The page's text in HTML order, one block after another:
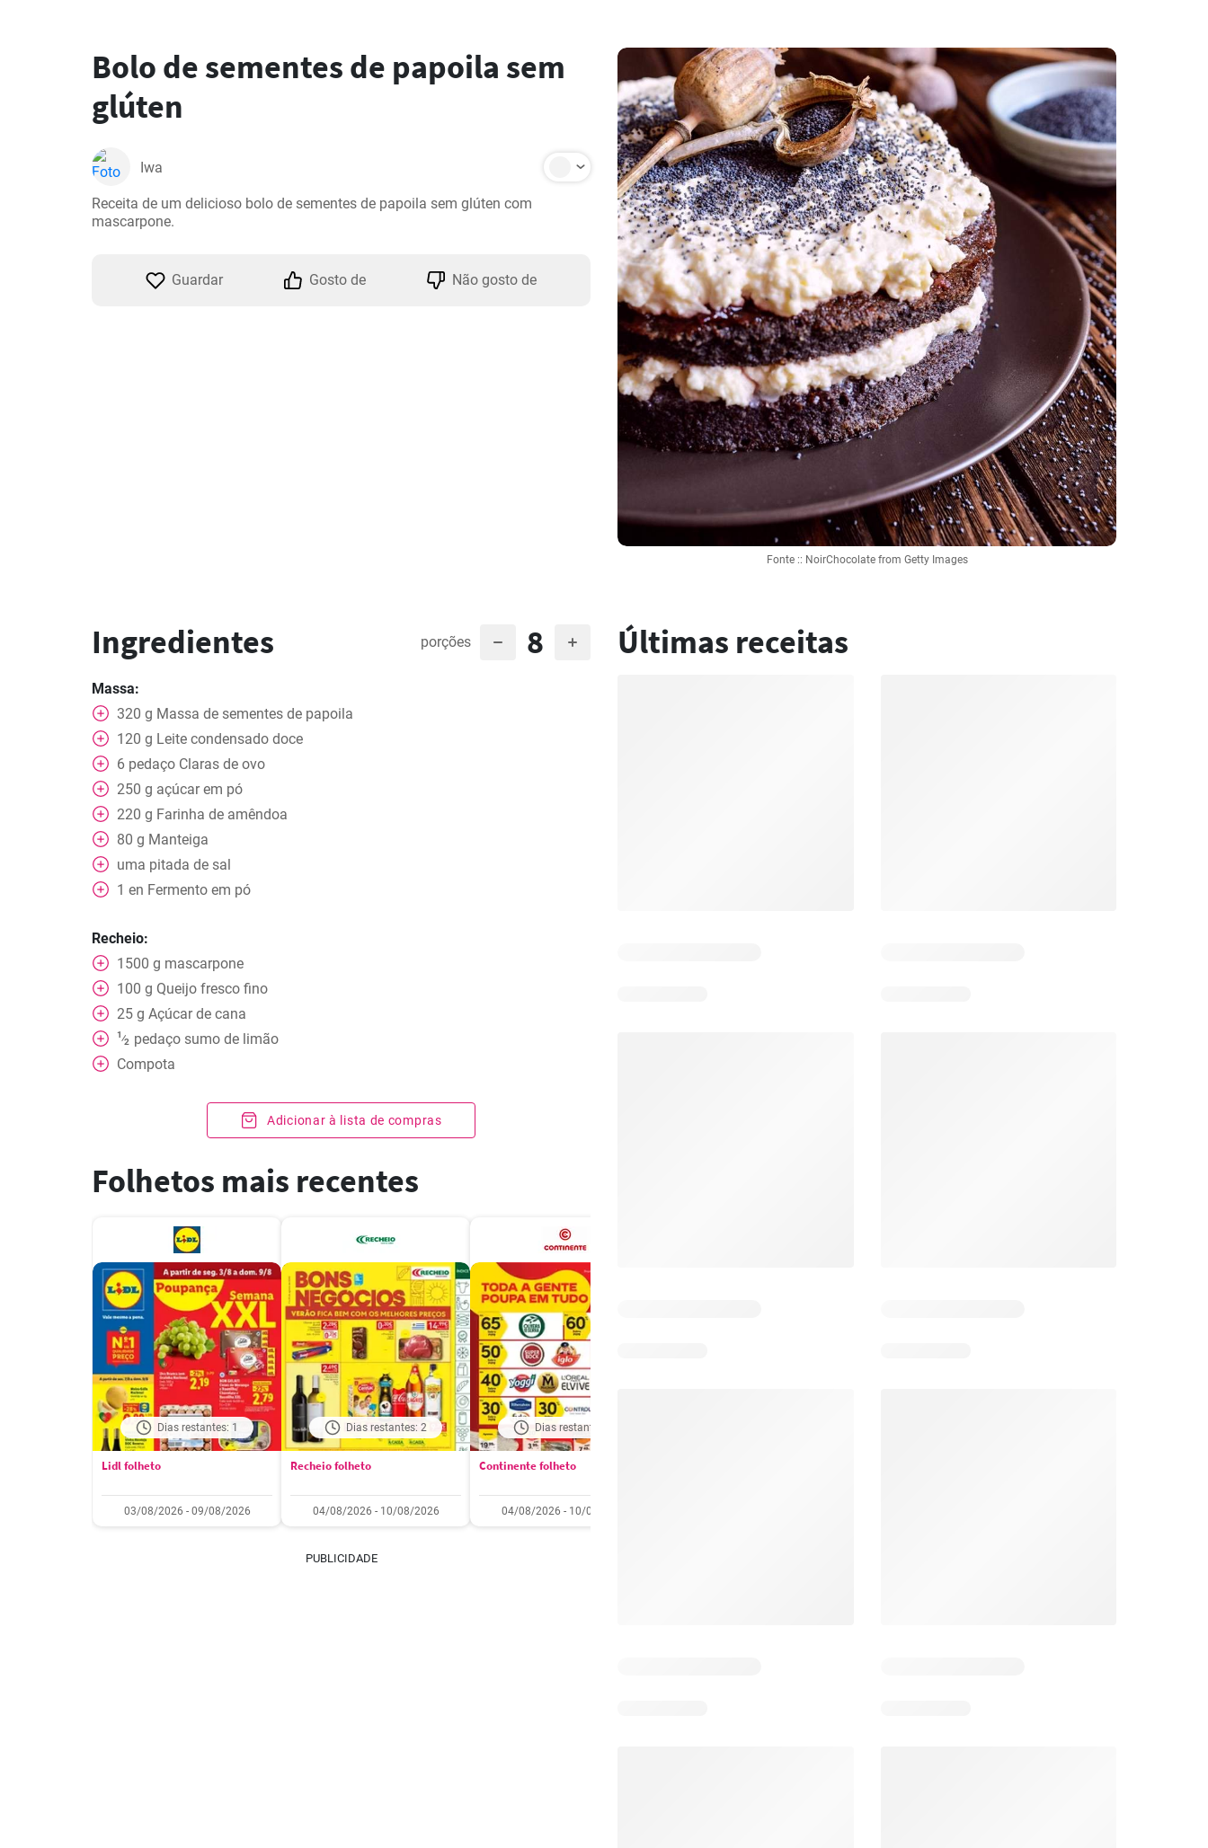
Fonte :: NoirChocolate from Getty Images
Bolo de sementes de papoila sem
glúten
Iwa
Receita de um delicioso bolo de sementes de papoila sem glúten com
mascarpone.
Guardar Gosto de Não gosto de
Ingredientes porções 8
Massa:
320 g Massa de sementes de papoila
120 g Leite condensado doce
6 pedaço Claras de ovo
250 g açúcar em pó
220 g Farinha de amêndoa
80 g Manteiga
uma pitada de sal
1 en Fermento em pó
Recheio:
1500 g mascarpone
100 g Queijo fresco fino
25 g Açúcar de cana
1⁄2 pedaço sumo de limão
Compota
Adicionar à lista de compras
Folhetos mais recentes
Dias restantes: 1
Lidl folheto
03/08/2026 - 09/08/2026
Dias restantes: 2
Recheio folheto
04/08/2026 - 10/08/2026
Dias restantes: 2
Continente folheto
04/08/2026 - 10/08/2026
PUBLICIDADE
Últimas receitas